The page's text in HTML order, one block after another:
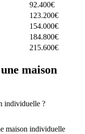
92.400€
123.200€
154.000€
184.800€
215.600€
maison
individuelle ?
maison individuelle